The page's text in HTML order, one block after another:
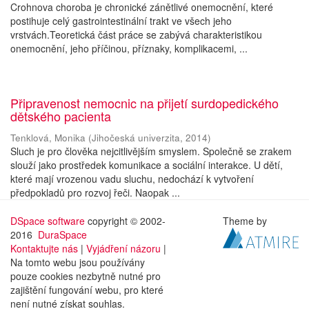
Crohnova choroba je chronické zánětlivé onemocnění, které
postihuje celý gastrointestinální trakt ve všech jeho
vrstvách.Teoretická část práce se zabývá charakteristikou
onemocnění, jeho příčinou, příznaky, komplikacemi, ...
Připravenost nemocnic na přijetí surdopedického
dětského pacienta
Tenklová, Monika (Jihočeská univerzita, 2014)
Sluch je pro člověka nejcitlivějším smyslem. Společně se zrakem
slouží jako prostředek komunikace a sociální interakce. U dětí,
které mají vrozenou vadu sluchu, nedochází k vytvoření
předpokladů pro rozvoj řeči. Naopak ...
DSpace software copyright © 2002-
2016 DuraSpace
Kontaktujte nás | Vyjádření názoru |
Na tomto webu jsou používány
pouze cookies nezbytně nutné pro
zajištění fungování webu, pro které
není nutné získat souhlas.
Theme by